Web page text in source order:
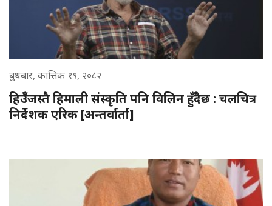
बुधबार, कात्तिक १९, २०८२
हिउँजस्तै हिमाली संस्कृति पनि विलिन हुँदैछ : चलचित्र
निर्देशक एरिक [अन्तर्वार्ता]